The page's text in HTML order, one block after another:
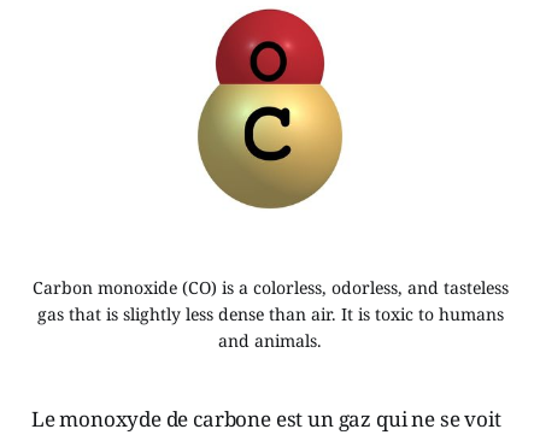
Carbon monoxide (CO) is a colorless, odorless, and tasteless
gas that is slightly less dense than air. It is toxic to humans
and animals.
Le monoxyde de carbone est un gaz qui ne se voit